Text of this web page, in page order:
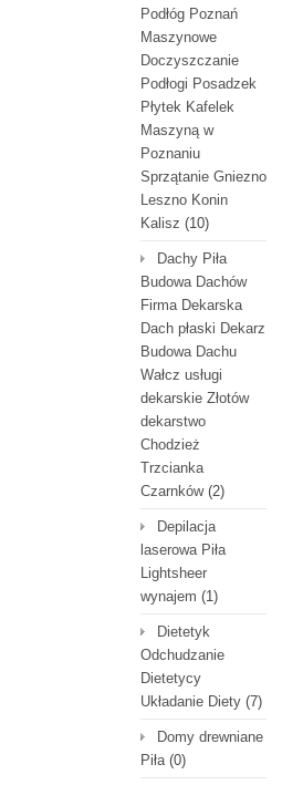
Podłóg Poznań
Maszynowe
Doczyszczanie
Podłogi Posadzek
Płytek Kafelek
Maszyną w
Poznaniu
Sprzątanie Gniezno
Leszno Konin
Kalisz (10)
Dachy Piła
Budowa Dachów
Firma Dekarska
Dach płaski Dekarz
Budowa Dachu
Wałcz usługi
dekarskie Złotów
dekarstwo
Chodzież
Trzcianka
Czarnków(2)
Depilacja
laserowa Piła
Lightsheer
wynajem (1)
Dietetyk
Odchudzanie
Dietetycy
Układanie Diety (7)
Domy drewniane
Piła(0)